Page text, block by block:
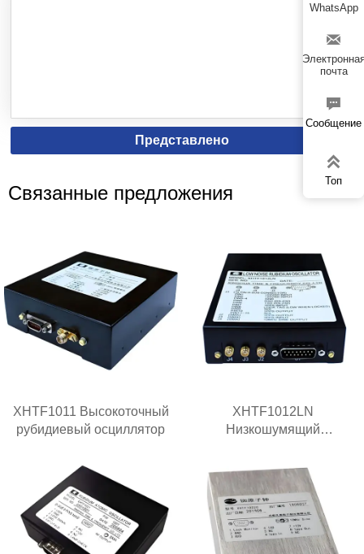
Представлено
Связанные предложения
XHTF1011 Высокоточный
рубидиевый осциллятор
XHTF1012LN
Низкошумящий
WhatsApp

почта

Сообщение

Топ